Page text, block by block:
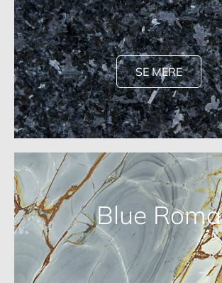
SE MERE
Blue Roma